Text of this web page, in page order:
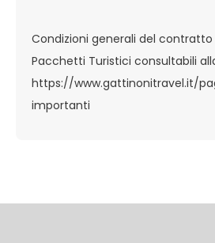
Condizioni generali del
Pacchetti Turistici consultabili
https://www.gattinonitravel.it/
importanti